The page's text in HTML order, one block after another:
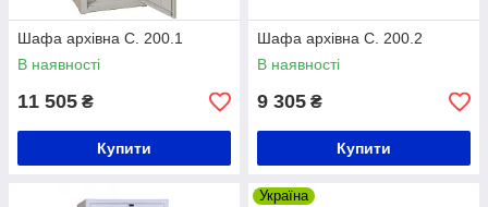
Шафа архівна С. 200.1
В наявності
11 505 ₴
Купити
Шафа архівна С. 200.2
В наявності
9 305 ₴
Купити
Україна